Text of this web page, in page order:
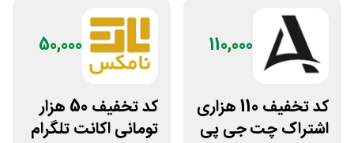
110,000
کد تخفیف 110 هزاری
اشتراک چت جی پی
50,000
کد تخفیف 50 هزار
تومانی اکانت تلگرام